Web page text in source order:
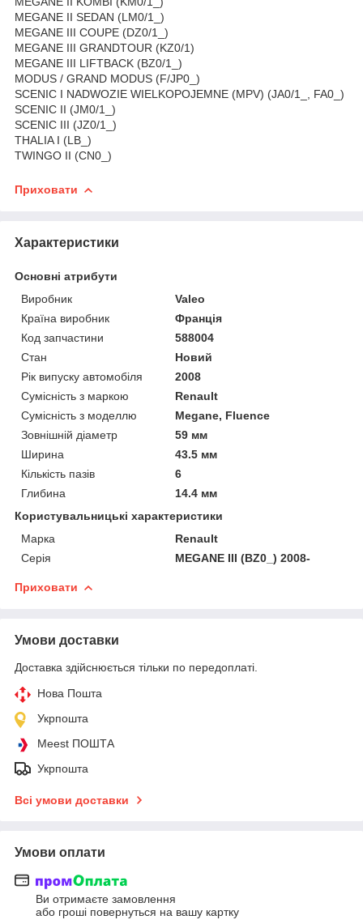
MEGANE II SEDAN (LM0/1_)
MEGANE III COUPE (DZ0/1_)
MEGANE III GRANDTOUR (KZ0/1)
MEGANE III LIFTBACK (BZ0/1_)
MODUS / GRAND MODUS (F/JP0_)
SCENIC I NADWOZIE WIELKOPOJEMNE (MPV) (JA0/1_, FA0_)
SCENIC II (JM0/1_)
SCENIC III (JZ0/1_)
THALIA I (LB_)
TWINGO II (CN0_)
Приховати
Характеристики
Основні атрибути
Виробник
Valeo
Країна виробник
Франція
Код запчастини
588004
Стан
Новий
Рік випуску автомобіля
2008
Сумісність з маркою
Renault
Сумісність з моделлю
Megane, Fluence
Зовнішній діаметр
59 мм
Ширина
43.5 мм
Кількість пазів
6
Глибина
14.4 мм
Користувальницькі характеристики
Марка
Renault
Серія
MEGANE III (BZ0_) 2008-
Приховати
Умови доставки
Доставка здійснюється тільки по передоплаті.
Нова Пошта
Укрпошта
Meest ПОШТА
Укрпошта
Всі умови доставки
Умови оплати
Ви отримаєте замовлення
або гроші повернуться на вашу картку